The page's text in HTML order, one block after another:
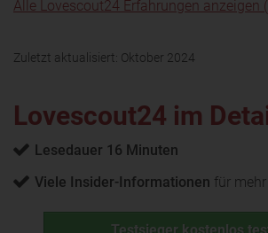
Alle Lovescout24 Erfahrungen anzeigen
Zuletzt aktualisiert: Oktober 2024
Lovescout24 im
Lesedauer 16 Minuten
Viele Insider-Informationen für